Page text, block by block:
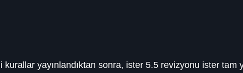
kurallar yayınlandıktan sonra, ister 5.5 revizyonu ister tam